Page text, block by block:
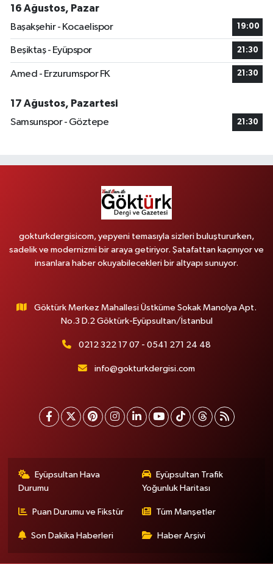
16 Ağustos, Pazar
Başakşehir - Kocaelispor
19:00
Beşiktaş - Eyüpspor 21:30
Amed - Erzurumspor FK 21:30
17 Ağustos, Pazartesi
Samsunspor - Göztepe
21:30
gokturkdergisicom, yepyeni temasıyla sizleri buluştururken,
sadelik ve modernizmi bir araya getiriyor. Şatafattan kaçınıyor ve
insanlara haber okuyabilecekleri bir altyapı sunuyor.
Göktürk Merkez Mahallesi Üstküme Sokak Manolya Apt.
No.3 D.2 Göktürk-Eyüpsultan/İstanbul
0212 322 17 07 - 0541 271 24 48
info@gokturkdergisi.com
Eyüpsultan Hava
Durumu
Eyüpsultan Trafik
Yoğunluk Haritası
Puan Durumu ve Fikstür Tüm Manşetler
Son Dakika Haberleri Haber Arşivi